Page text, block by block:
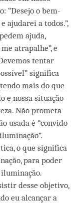
“Desejo o bem-
ajudarei a todos.”,
ajuda,
atrapalhe”, e
tentar
significa
mais do que
e nossa situação
Não prometa
usada é “convido
o que significa
para poder
desse objetivo,
eu alcançar a